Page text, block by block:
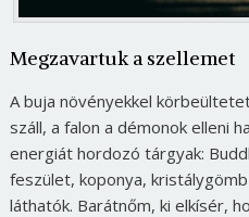
Megzavartuk a szellemet
A buja növényekkel
száll, a falon a démonok elleni
energiát hordozó tárgyak:
feszület, koponya,
láthatók. Barátnőm, ki elkísér,